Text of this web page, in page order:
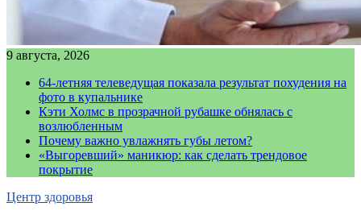
9 августа, 2026
64-летняя телеведущая показала результат похудения на
фото в купальнике
Кэти Холмс в прозрачной рубашке обнялась с
возлюбленным
Почему важно увлажнять губы летом?
«Выгоревший» маникюр: как сделать трендовое
покрытие
Центр здоровья